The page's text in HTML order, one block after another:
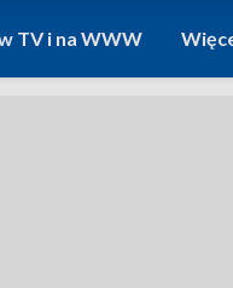
TV i na WWW